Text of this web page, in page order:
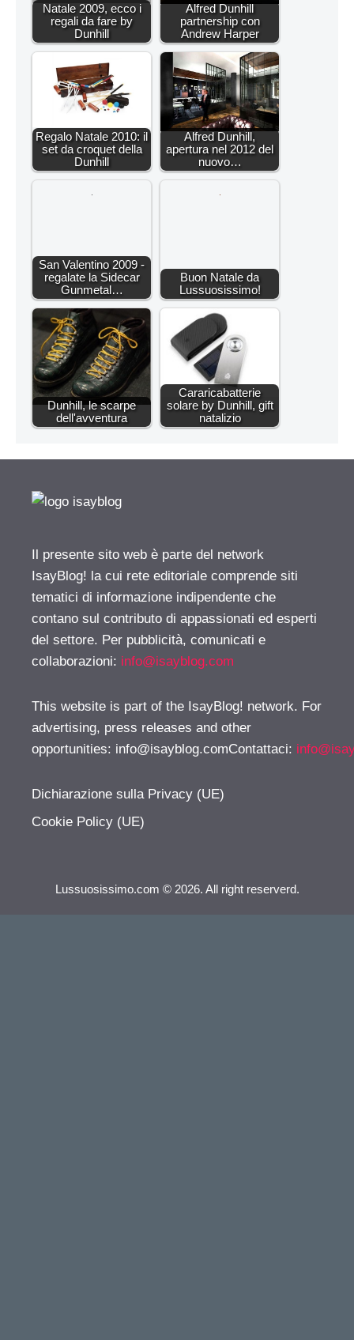
Natale 2009, ecco i
regali da fare by
Dunhill
Alfred Dunhill
partnership con
Andrew Harper
Regalo Natale 2010: il
set da croquet della
Dunhill
Alfred Dunhill,
apertura nel 2012 del
nuovo…
San Valentino 2009 -
regalate la Sidecar
Gunmetal…
Buon Natale da
Lussuosissimo!
Dunhill, le scarpe
dell'avventura
Cararicabatterie
solare by Dunhill, gift
natalizio
Il presente sito web è parte del network
IsayBlog! la cui rete editoriale comprende siti
tematici di informazione indipendente che
contano sul contributo di appassionati ed esperti
del settore. Per pubblicità, comunicati e
collaborazioni: info@isayblog.com
This website is part of the IsayBlog! network. For
advertising, press releases and other
opportunities: info@isayblog.comContattaci:
Dichiarazione sulla Privacy (UE)
Cookie Policy (UE)
Lussuosissimo.com © 2026. All right reserverd.